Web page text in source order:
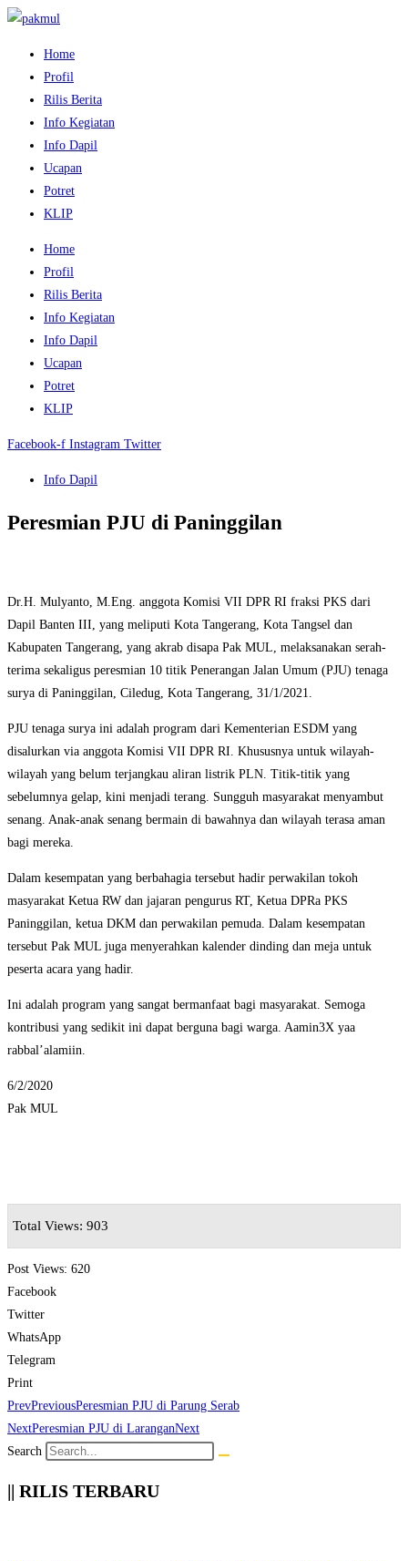
Home
Profil
Rilis Berita
Info Kegiatan
Info Dapil
Ucapan
Potret
KLIP
Home
Profil
Rilis Berita
Info Kegiatan
Info Dapil
Ucapan
Potret
KLIP
Facebook-f Instagram Twitter
Info Dapil
Peresmian PJU di Paninggilan
Dr.H. Mulyanto, M.Eng. anggota Komisi VII DPR RI fraksi PKS dari
Dapil Banten III, yang meliputi Kota Tangerang, Kota Tangsel dan
Kabupaten Tangerang, yang akrab disapa Pak MUL, melaksanakan serah-
terima sekaligus peresmian 10 titik Penerangan Jalan Umum (PJU) tenaga
surya di Paninggilan, Ciledug, Kota Tangerang, 31/1/2021.
PJU tenaga surya ini adalah program dari Kementerian ESDM yang
disalurkan via anggota Komisi VII DPR RI. Khususnya untuk wilayah-
wilayah yang belum terjangkau aliran listrik PLN. Titik-titik yang
sebelumnya gelap, kini menjadi terang. Sungguh masyarakat menyambut
senang. Anak-anak senang bermain di bawahnya dan wilayah terasa aman
bagi mereka.
Dalam kesempatan yang berbahagia tersebut hadir perwakilan tokoh
masyarakat Ketua RW dan jajaran pengurus RT, Ketua DPRa PKS
Paninggilan, ketua DKM dan perwakilan pemuda. Dalam kesempatan
tersebut Pak MUL juga menyerahkan kalender dinding dan meja untuk
peserta acara yang hadir.
Ini adalah program yang sangat bermanfaat bagi masyarakat. Semoga
kontribusi yang sedikit ini dapat berguna bagi warga. Aamin3X yaa
rabbal’alamiin.
6/2/2020
Pak MUL
Total Views: 903
Post Views: 620
Facebook
Twitter
WhatsApp
Telegram
Print
PrevPreviousPeresmian PJU di Parung Serab
NextPeresmian PJU di LaranganNext
Search
|| RILIS TERBARU